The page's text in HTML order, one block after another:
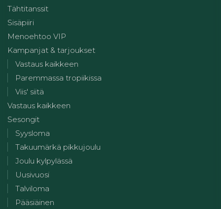
Tähtitanssit
Sisäpiiri
Menoehtoo VIP
Kampanjat & tarjoukset
Vastaus kaikkeen
Paremmassa tropiikissa
Viis' siitä
Vastaus kaikkeen
Sesongit
Syysloma
Takuumärkä pikkujoulu
Joulu kylpylässä
Uusivuosi
Talviloma
Pääsiäinen